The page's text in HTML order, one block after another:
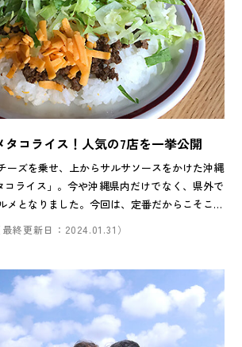
コライス！人気の7店を一挙公開
ーズを乗せ、上からサルサソースをかけた沖縄
コライス」。今や沖縄県内だけでなく、県外で
メとなりました。今回は、定番だからこそこだ
てドライブや観光がてらにぜひ立ち寄ってみて
終更新日：2024.01.31）